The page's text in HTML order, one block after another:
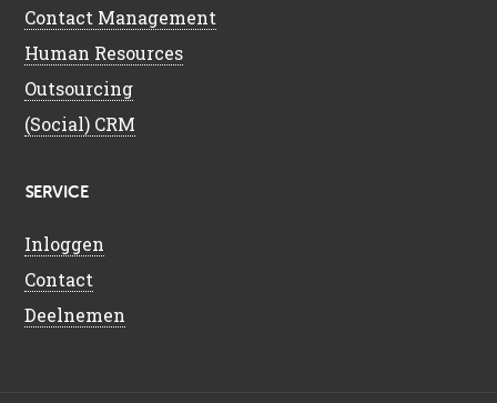
Contact Management
Human Resources
Outsourcing
(Social) CRM
SERVICE
Inloggen
Contact
Deelnemen